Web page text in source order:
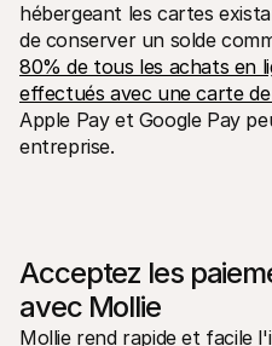
hébergeant les cartes
de conserver un solde
80% de tous les achats en
effectués avec une carte
Apple Pay et Google Pay
entreprise.
Acceptez les
avec Mollie
Mollie rend rapide et facile